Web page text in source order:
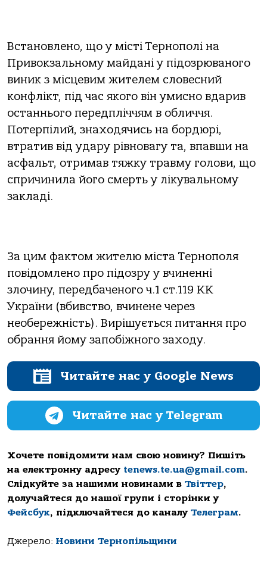
Встановлено, що у місті Тернополі на
Привокзальному майдані у підозрюваного
виник з місцевим жителем словесний
конфлікт, під час якого він умисно вдарив
останнього передпліччям в обличчя.
Потерпілий, знаходячись на бордюрі,
втратив від удару рівновагу та, впавши на
асфальт, отримав тяжку травму голови, що
спричинила його смерть у лікувальному
закладі.
За цим фактом жителю міста Тернополя
повідомлено про підозру у вчиненні
злочину, передбаченого ч.1 ст.119 КК
України (вбивство, вчинене через
необережність). Вирішується питання про
обрання йому запобіжного заходу.
Читайте нас у Google News
Читайте нас у Telegram
Хочете повідомити нам свою новину? Пишіть
на електронну адресу tenews.te.ua@gmail.com.
Слідкуйте за нашими новинами в Твіттер,
долучайтеся до нашої групи і сторінки у
Фейсбук, підключайтеся до каналу Телеграм.
Джерело: Новини Тернопільщини